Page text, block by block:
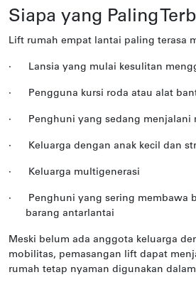
Siapa yang Paling
Lift rumah empat lantai paling terasa
· Lansia yang mulai kesulitan
· Pengguna kursi roda atau alat
· Penghuni yang sedang menjalani
· Keluarga dengan anak kecil dan
· Keluarga multigenerasi
·
Penghuni yang sering membawa
barang antarlantai
Meski belum ada anggota keluarga
mobilitas, pemasangan lift dapat
rumah tetap nyaman digunakan